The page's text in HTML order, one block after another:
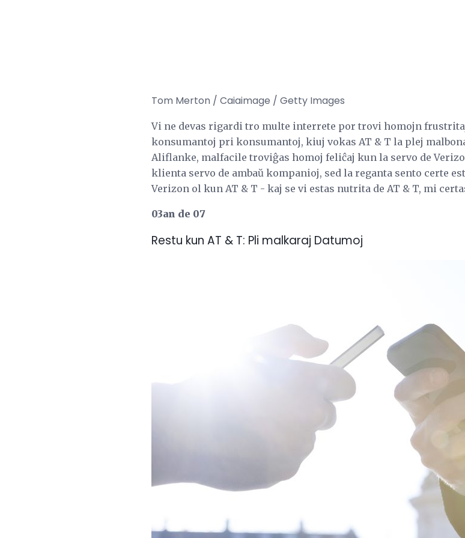
Tom Merton / Caiaimage / Getty Images
Vi ne devas rigardi tro multe interrete por trovi homojn
konsumantoj pri konsumantoj, kiuj vokas AT & T la plej
Aliflanke, malfacile troviĝas homoj feliĉaj kun la servo de
klienta servo de ambaŭ kompanioj, sed la reganta sento certe
Verizon ol kun AT & T - kaj se vi estas nutrita de AT & T, mi
03an de 07
Restu kun AT & T: Pli malkaraj Datumoj